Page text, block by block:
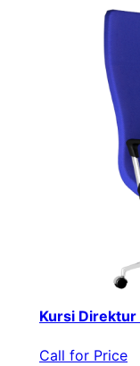
Kursi
Call for Price